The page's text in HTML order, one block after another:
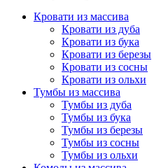
Кровати из массива
Кровати из дуба
Кровати из бука
Кровати из березы
Кровати из сосны
Кровати из ольхи
Тумбы из массива
Тумбы из дуба
Тумбы из бука
Тумбы из березы
Тумбы из сосны
Тумбы из ольхи